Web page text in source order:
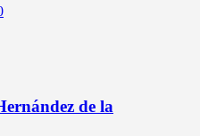
de la